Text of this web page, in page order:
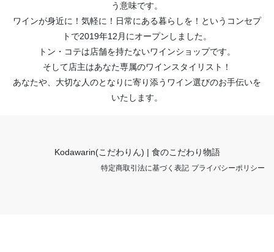
う意味です。
ワインが身近に！気軽に！日常にある暮らしを！というコンセプ
トで2019年12月にオープンしました。
トン・コテは店舗を持たないワインショップです。
そして店主はあなた専属のワインスタイリスト！
あなたや、大切な人のとなりに寄り添うワイン選びのお手伝いを
いたします。
Kodawarin(こだわりん) | 食のこだわり物語
特定商取引法に基づく表記 プライバシーポリシー